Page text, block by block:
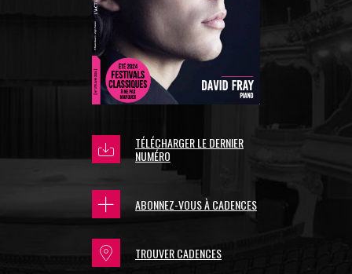
TÉLÉCHARGER LE DERNIER
NUMÉRO
ABONNEZ-VOUS À CADENCES
TROUVER CADENCES